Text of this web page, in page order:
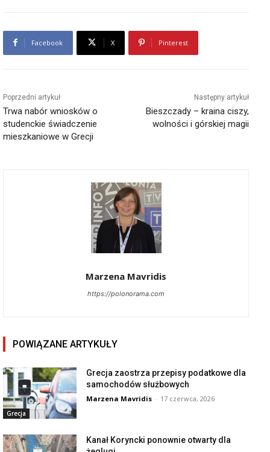
Facebook X Pinterest
Poprzedni artykuł
Trwa nabór wniosków o
studenckie świadczenie
mieszkaniowe w Grecji
Następny artykuł
Bieszczady – kraina ciszy,
wolności i górskiej magii
Marzena Mavridis
https://polonorama.com
POWIĄZANE ARTYKUŁY
Grecja
Grecja zaostrza przepisy podatkowe dla
samochodów służbowych
Marzena Mavridis - 17 czerwca, 2026
Kanał Koryncki ponownie otwarty dla